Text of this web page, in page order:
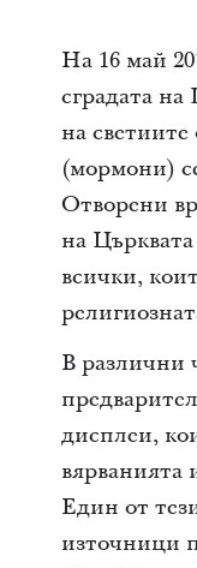
На 16 май
сградата
на
(мормони)
Отворени
на
всички,
В различни
дисплеи,
вярванията
Един от
източници